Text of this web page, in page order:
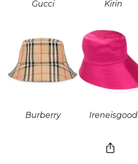
Gucci Kirin
Burberry Ireneisgood